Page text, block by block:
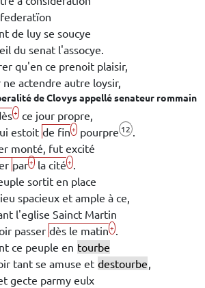
de luy se soucye
du senat l'assocye.
qu'en ce prenoit plaisir,
ne actendre autre loysir,
deClovysappellé senateur rommain
+ ce jour propre,
estoit de fin + pourpre 12
monté, fut excité
par+ la cité +
sortit en place
spacieux et ample à ce,
l'eglise Sainct Martin
passer dès le matin +
ce peuple en tourbe
tant se amuse et destourbe
gecte parmy eulx